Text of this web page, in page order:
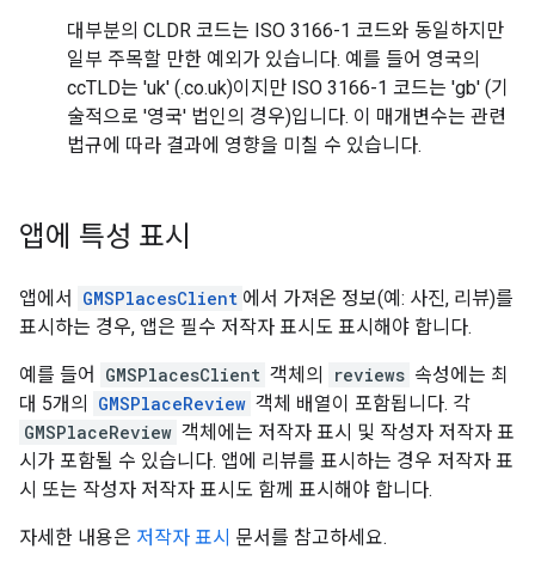
대부분의 CLDR 코드는 ISO 3166-1 코드와 동일하지만
일부 주목할 만한 예외가 있습니다. 예를 들어 영국의
ccTLD는 'uk' (.co.uk)이지만 ISO 3166-1 코드는 'gb' (기
술적으로 '영국' 법인의 경우)입니다. 이 매개변수는 관련
법규에 따라 결과에 영향을 미칠 수 있습니다.
앱에 특성 표시
앱에서 GMSPlacesClient 에서 가져온 정보(예: 사진, 리뷰)를
표시하는 경우, 앱은 필수 저작자 표시도 표시해야 합니다.
예를 들어 GMSPlacesClient 객체의 reviews 속성에는 최
대 5개의
GMSPlaceReview 객체 배열이 포함됩니다. 각
GMSPlaceReview 객체에는 저작자 표시 및 작성자 저작자 표
시가 포함될 수 있습니다. 앱에 리뷰를 표시하는 경우 저작자 표
시 또는 작성자 저작자 표시도 함께 표시해야 합니다.
자세한 내용은 저작자 표시 문서를 참고하세요.